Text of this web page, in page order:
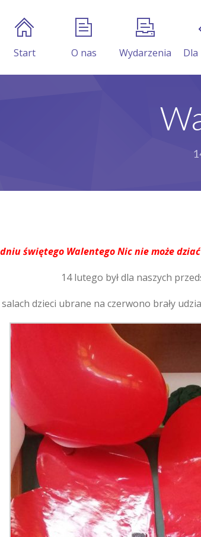
Start O nas Wydarzenia Dla
świętego Walentego Nic nie może
14 lutego był dla naszych
dzieci ubrane na czerwono brały